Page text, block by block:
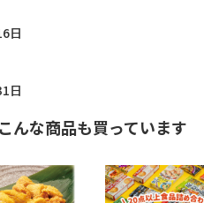
日
日
んな商品も買っています